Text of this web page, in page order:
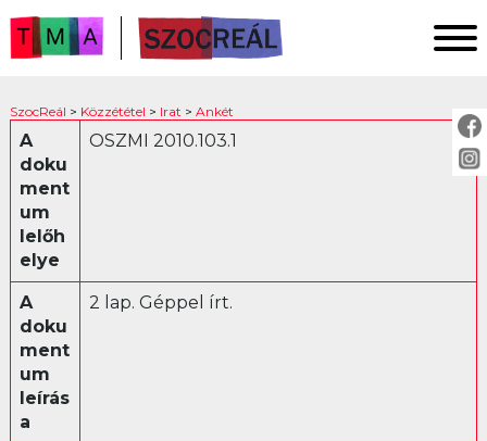
FŐOLDAL
KUTATÁS
KÖZZÉTÉTEL
KÖZVETÍTÉS
KÖZZÉTÉTEL:
Fotó
Irat
Ankét
SzocReál > Közzététel > Irat > Ankét
A
doku
ment
um
lelőh
elye
OSZMI 2010.103.1
A
doku
ment
um
leírás
a
2 lap. Géppel írt.